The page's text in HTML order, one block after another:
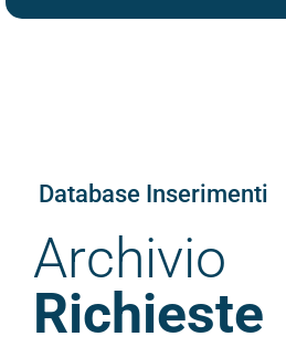
Database Inserimenti
Archivio
Richieste